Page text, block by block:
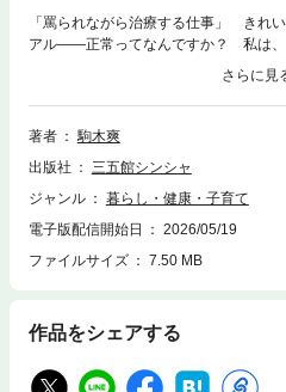
「罵られながら治療する仕事」 きれ
アル——正常ってなんですか？ 私は、
院で10年以上勤務している精神科医だ
は死からもっとも遠い診療科だと考え
も、それが直接心肺機能を止めること
違いだった。20〜30代の死因の１位は
神科は若者の死をもっとも身近で経験
及ぶ精神科勤務の中で何名もの患者の
だ。朝から晩まで奇声をあげ続ける統
院し意思疎通が困難になった認知症の
リアルを描く。医療現場の問題は正論
に無力感を突き付けられることも多い
マンガでは語られることのない、生々
——悪い知らせ第１章 閉鎖病棟は戦
著者
駒木爽
出版社
三五館シンシャ
ジャンル
暮らし・健康・子育て
電子版配信開始日
2026/05/19
ファイルサイズ
7.50 MB
作品をシェアする